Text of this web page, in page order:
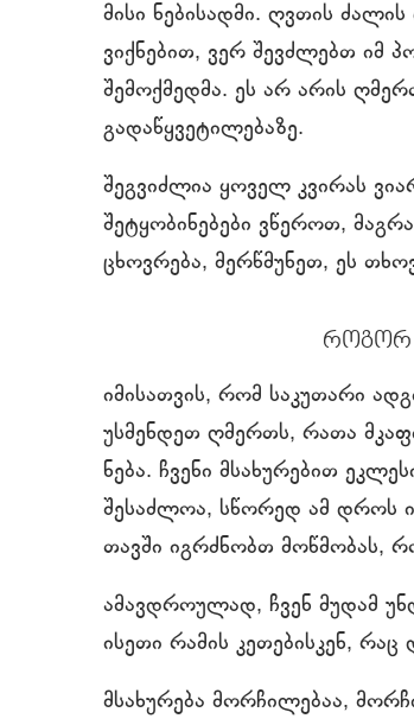
მისი ნებისადმი. ღვთის
ვიქნებით, ვერ შევძლებთ იმ
შემოქმედმა. ეს არ არის
გადაწყვეტილებაზე.
შეგვიძლია ყოველ კვირას
შეტყობინებები ვწეროთ,
ცხოვრება, მერწმუნეთ, ეს
როგორ
იმისათვის, რომ საკუთარი
უსმენდეთ ღმერთს, რათა
ნება. ჩვენი მსახურებით
შესაძლოა, სწორედ ამ დროს
თავში იგრძნობთ მოწმობას,
ამავდროულად, ჩვენ მუდამ
ისეთი რამის კეთებისკენ,
მსახურება მორჩილებაა,